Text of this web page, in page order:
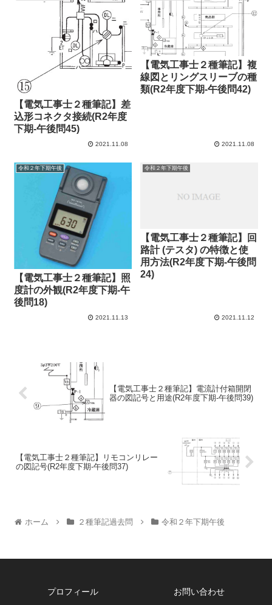
【電気工事士２種筆記】差
込形コネクタ接続(R2年度
下期-午後問45)
2021.11.08
【電気工事士２種筆記】複
線図とリングスリーブの種
類(R2年度下期-午後問42)
2021.11.08
令和２年下期午後
【電気工事士２種筆記】照
度計の外観(R2年度下期-午
後問18)
2021.11.13
令和２年下期午後
【電気工事士２種筆記】回
路計 (テスタ) の特徴と使
用方法(R2年度下期-午後問
24)
2021.11.12
【電気工事士２種筆記】電流計付箱開閉
器の図記号と用途(R2年度下期-午後問39)
【電気工事士２種筆記】リモコンリレー
の図記号(R2年度下期-午後問37)
ホーム ２種筆記過去問 令和２年下期午後
プロフィール
お問い合わせ